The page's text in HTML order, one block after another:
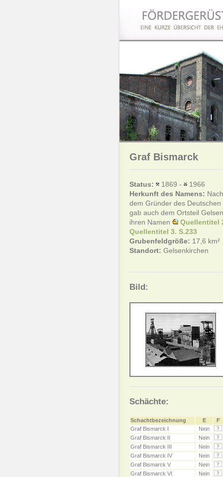
Graf Bismarck
Status: 1869 -
1966
Herkunft des Namens:
dem Gründer des
gab auch dem Ortsteil
ihren Namen
Quellentitel
Quellentitel 3. S.233
Grubenfeldgröße: 17,6 km²
Standort: Gelsenkirchen
Bild:
Schächte:
Schachtbezeichnung E
F
Graf Bismarck I
Nein
Graf Bismarck II
Nein
Graf Bismarck III
Nein
Graf Bismarck IV
Nein
Graf Bismarck V
Nein
Graf Bismarck VI
Nein